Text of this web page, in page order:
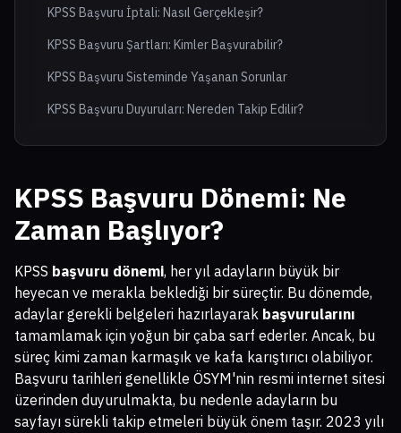
KPSS Başvuru İptali: Nasıl Gerçekleşir?
KPSS Başvuru Şartları: Kimler Başvurabilir?
KPSS Başvuru Sisteminde Yaşanan Sorunlar
KPSS Başvuru Duyuruları: Nereden Takip Edilir?
KPSS Başvuru Dönemi: Ne
Zaman Başlıyor?
KPSS başvuru dönemi, her yıl adayların büyük bir
heyecan ve merakla beklediği bir süreçtir. Bu dönemde,
adaylar gerekli belgeleri hazırlayarak başvurularını
tamamlamak için yoğun bir çaba sarf ederler. Ancak, bu
süreç kimi zaman karmaşık ve kafa karıştırıcı olabiliyor.
Başvuru tarihleri genellikle ÖSYM'nin resmi internet sitesi
üzerinden duyurulmakta, bu nedenle adayların bu
sayfayı sürekli takip etmeleri büyük önem taşır. 2023 yılı